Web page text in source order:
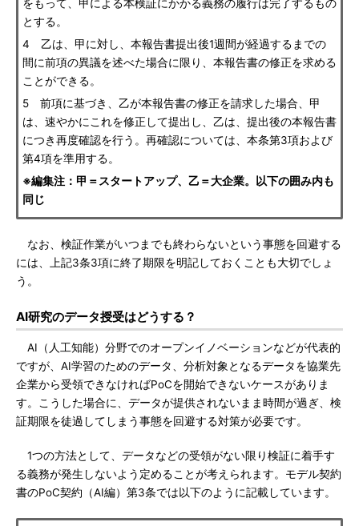
をもって、甲による本検証にかかる義務の履行は完了するもの
とする。
4 乙は、甲に対し、本報告書提出後1週間が経過するまでの
間に前項の異議を述べた場合に限り、本報告書の修正を求める
ことができる。
5 前項に基づき、乙が本報告書の修正を請求した場合、甲
は、速やかにこれを修正して提出し、乙は、提出後の本報告書
につき再度確認を行う。再確認については、本条第3項および
第4項を準用する。
※編集注：甲＝スタートアップ、乙＝大企業。以下の囲み内も
同じ
なお、検証作業がいつまでも終わらないという事態を回避する
には、上記3条3項に終了期限を明記しておくことも大切でしょ
う。
AI研究のデータ授受はどうする？
AI（人工知能）分野でのオープンイノベーションなどが代表的
ですが、AI学習のためのデータ、分析対象となるデータを協業先
企業から受領できなければPoCを開始できないケースがありま
す。こうした場合に、データが提供されないまま時間が過ぎ、検
証期限を徒過してしまう事態を回避する対策が必要です。
1つの方法として、データなどの受領がない限り検証に着手す
る義務が発生しないよう定めることが考えられます。モデル契約
書のPoC契約（AI編）第3条では以下のように記載しています。